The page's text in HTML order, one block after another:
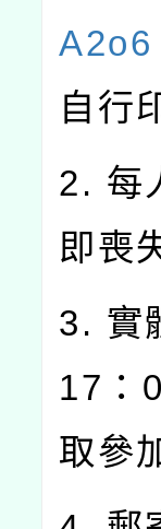
A2o6
自行
2. 每
即喪
3. 實
17：
取參